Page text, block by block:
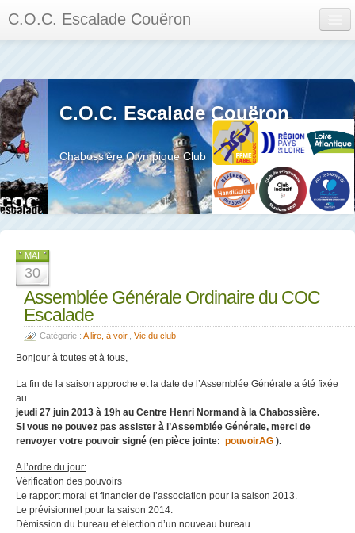
C.O.C. Escalade Couëron
Calendrier des événements et des compétitions
Les membres
Les séances
Privée
La salle et le mur
C.O.C. Escalade Couëron
Chabossière Olympique Club
MAI
30
Assemblée Générale Ordinaire du COC
Escalade
Catégorie : A lire, à voir. Vie du club
Bonjour à toutes et à tous,
La fin de la saison approche et la date de l’Assemblée Générale a été fixée
au
jeudi 27 juin 2013 à 19h au Centre Henri Normand à la Chabossière.
Si vous ne pouvez pas assister à l’Assemblée Générale, merci de
renvoyer votre pouvoir signé (en pièce jointe: pouvoirAG ).
A l’ordre du jour:
Vérification des pouvoirs
Le rapport moral et financier de l’association pour la saison 2013.
Le prévisionnel pour la saison 2014.
Démission du bureau et élection d’un nouveau bureau.